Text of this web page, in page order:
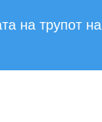
на трупот на